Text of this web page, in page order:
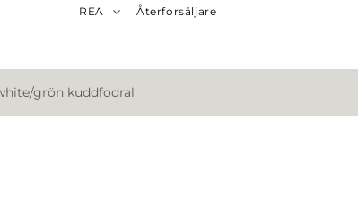
REA Återforsäljare
grön kuddfodral